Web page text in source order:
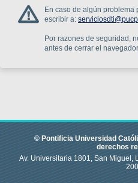
En caso de algún
escribir a:
Por razones de seguridad,
antes de cerrar el
© Pontificia Universidad
derechos
Av. Universitaria 1801, San Miguel,